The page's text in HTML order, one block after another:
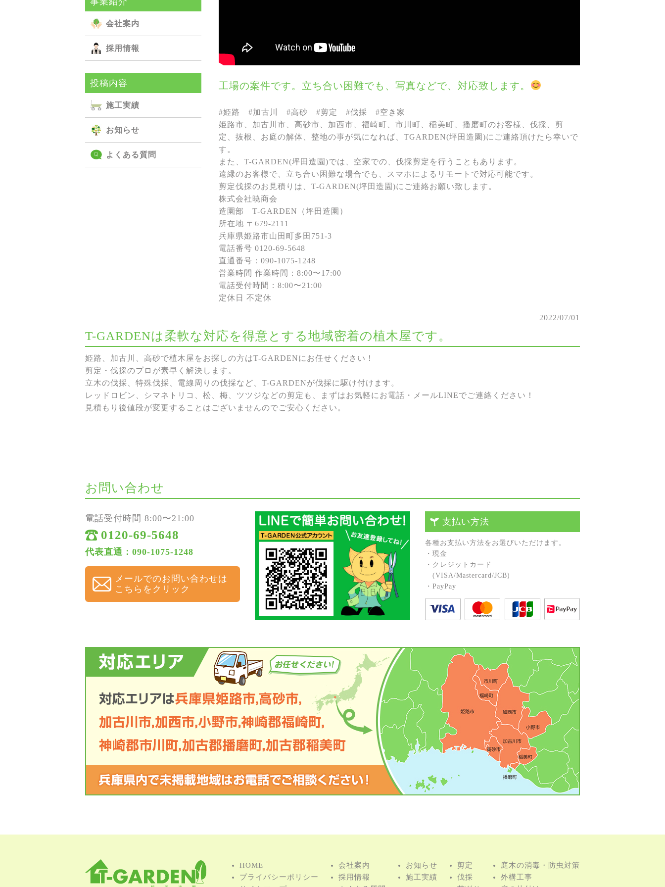
会社案内
採用情報
投稿内容
施⼯実績
お知らせ
よくある質問
工場の案件です。立ち合い困難でも、写真などで、対応致します。
#姫路 #加古川 #高砂 #剪定 #伐採 #空き家
姫路市、加古川市、高砂市、加西市、福崎町、市川町、稲美町、播磨町のお客様、伐採、剪
定、抜根、お庭の解体、整地の事が気になれば、TGARDEN(坪田造園)にご連絡頂けたら幸いで
す。
また、T-GARDEN(坪田造園)では、空家での、伐採剪定を行うこともあります。
遠縁のお客様で、立ち合い困難な場合でも、スマホによるリモートで対応可能です。
剪定伐採のお見積りは、T-GARDEN(坪田造園)にご連絡お願い致します。
株式会社暁商会
造園部 T-GARDEN（坪⽥造園）
所在地 〒679-2111
兵庫県姫路市⼭⽥町多⽥751-3
電話番号 0120-69-5648
直通番号：090-1075-1248
営業時間 作業時間：8:00〜17:00
電話受付時間：8:00〜21:00
定休⽇ 不定休
2022/07/01
T-GARDENは柔軟な対応を得意とする地域密着の植木屋です。
姫路、加古川、高砂で植木屋をお探しの方はT-GARDENにお任せください！
剪定・伐採のプロが素早く解決します。
立木の伐採、特殊伐採、電線周りの伐採など、T-GARDENが伐採に駆け付けます。
レッドロビン、シマネトリコ、松、梅、ツツジなどの剪定も、まずはお気軽にお電話・メールLINEでご連絡ください！
見積もり後値段が変更することはございませんのでご安心ください。
お問い合わせ
電話受付時間 8:00〜21:00
0120-69-5648
代表直通：090-1075-1248
メールでのお問い合わせは
こちらをクリック
支払い方法
各種お⽀払い⽅法をお選びいただけます。
・現⾦
・クレジットカード
(VISA/Mastercard/JCB)
・PayPay
HOME
プライバシーポリシー
会社案内
採用情報
お知らせ
施⼯実績
剪定
伐採
庭⽊の消毒・防⾍対策
外構⼯事